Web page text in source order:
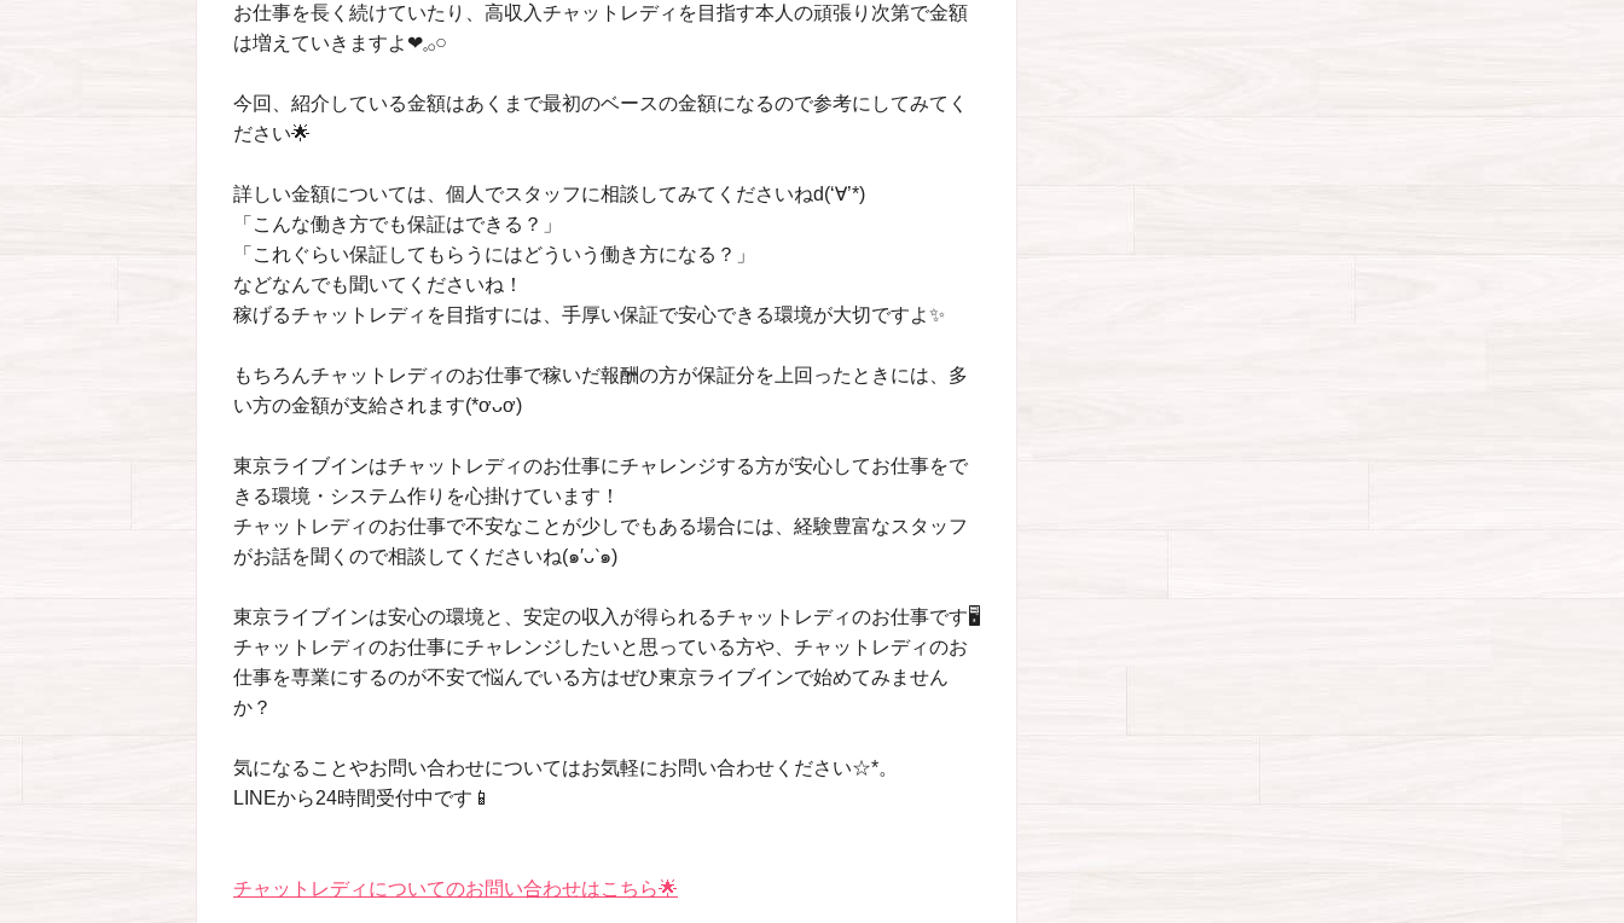
お仕事を長く続けていたり、高収入チャットレディを目指す本人の頑張り次第で金額
は増えていきますよ❤︎𓈒𓂂𓏸
今回、紹介している金額はあくまで最初のベースの金額になるので参考にしてみてく
ださい🌟
詳しい金額については、個人でスタッフに相談してみてくださいねd(‘∀’*)
「こんな働き方でも保証はできる？」
「これぐらい保証してもらうにはどういう働き方になる？」
などなんでも聞いてくださいね！
稼げるチャットレディを目指すには、手厚い保証で安心できる環境が大切ですよ✨
もちろんチャットレディのお仕事で稼いだ報酬の方が保証分を上回ったときには、多
い方の金額が支給されます(*ơᴗơ)
東京ライブインはチャットレディのお仕事にチャレンジする方が安心してお仕事をで
きる環境・システム作りを心掛けています！
チャットレディのお仕事で不安なことが少しでもある場合には、経験豊富なスタッフ
がお話を聞くので相談してくださいね(๑′ᴗ‵๑)
東京ライブインは安心の環境と、安定の収入が得られるチャットレディのお仕事です🖥
チャットレディのお仕事にチャレンジしたいと思っている方や、チャットレディのお
仕事を専業にするのが不安で悩んでいる方はぜひ東京ライブインで始めてみません
か？
気になることやお問い合わせについてはお気軽にお問い合わせください☆*。
LINEから24時間受付中です📱
チャットレディについてのお問い合わせはこちら🌟